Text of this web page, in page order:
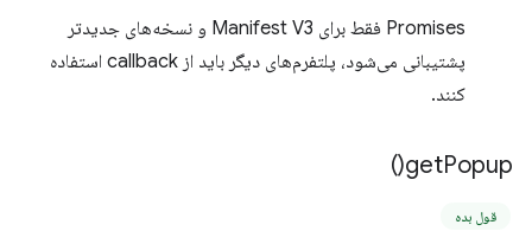
Promises فقط برای Manifest V3 و نسخه‌های جدیدتر
پشتیبانی می‌شود، پلتفرم‌های دیگر باید از callback استفاده
کنند.
getPopup(
)
قول بده